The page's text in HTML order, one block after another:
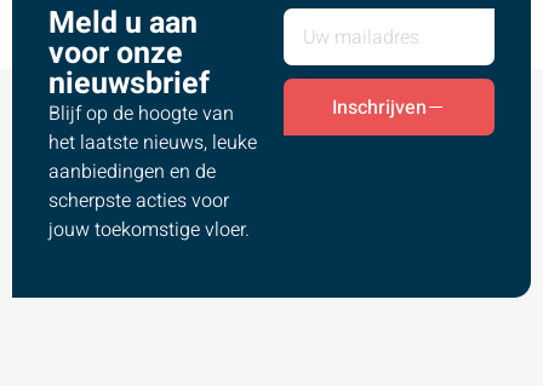
Meld u aan
voor onze
nieuwsbrief
Blijf op de hoogte van
het laatste nieuws, leuke
aanbiedingen en de
scherpste acties voor
jouw toekomstige vloer.
Inschrijven